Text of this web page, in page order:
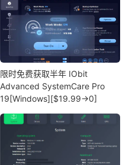
限时免费获取半年 IObit
Advanced SystemCare Pro
19[Windows][$19.99→0]